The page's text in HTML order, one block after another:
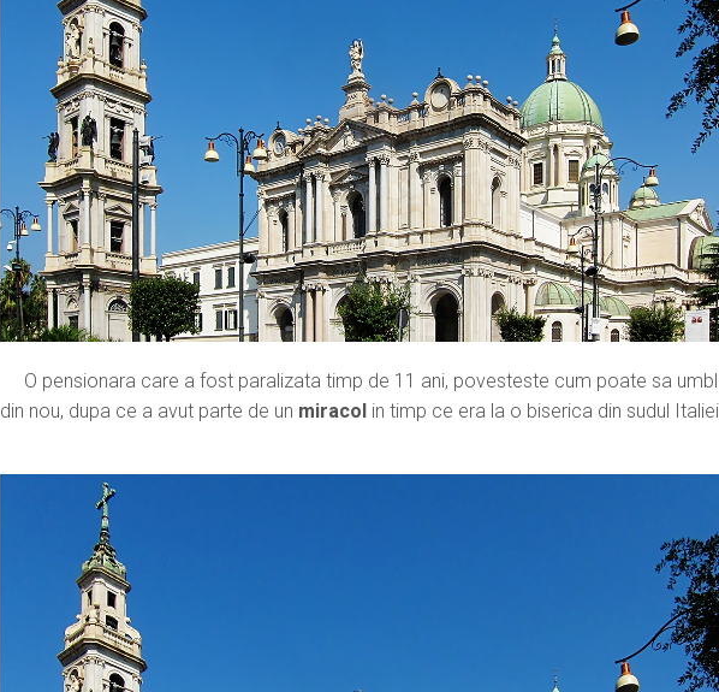
O pensionara care a fost paralizata timp de 11 ani, povesteste cum poate sa
din nou, dupa ce a avut parte de un miracol in timp ce era la o biserica din sudul